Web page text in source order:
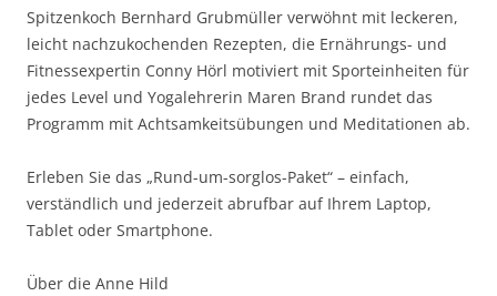
Spitzenkoch Bernhard Grubmüller verwöhnt mit leckeren,
leicht nachzukochenden Rezepten, die Ernährungs- und
Fitnessexpertin Conny Hörl motiviert mit Sporteinheiten für
jedes Level und Yogalehrerin Maren Brand rundet das
Programm mit Achtsamkeitsübungen und Meditationen ab.
Erleben Sie das „Rund-um-sorglos-Paket“ – einfach,
verständlich und jederzeit abrufbar auf Ihrem Laptop,
Tablet oder Smartphone.
Über die Anne Hild